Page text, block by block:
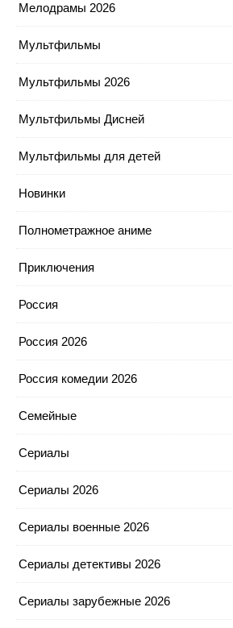
Мелодрамы 2026
Мультфильмы
Мультфильмы 2026
Мультфильмы Дисней
Мультфильмы для детей
Новинки
Полнометражное аниме
Приключения
Россия
Россия 2026
Россия комедии 2026
Семейные
Сериалы
Сериалы 2026
Сериалы военные 2026
Сериалы детективы 2026
Сериалы зарубежные 2026